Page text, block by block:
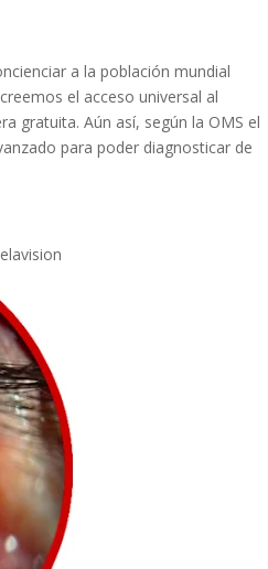
a la población mundial
el acceso universal al
gratuita. Aún así, según la OMS el
para poder diagnosticar de